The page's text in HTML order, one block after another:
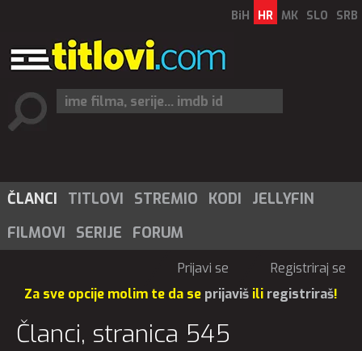
BiH HR MK SLO SRB
ČLANCI TITLOVI STREMIO KODI
JELLYFIN
FILMOVI
SERIJE FORUM
Prijavi se
Registriraj se
Za sve opcije molim te da se prijaviš ili registriraš!
Članci, stranica 545